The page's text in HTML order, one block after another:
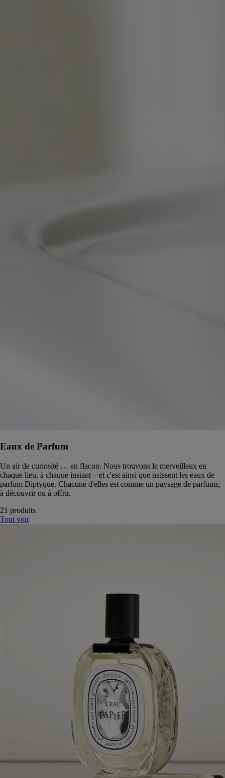
Eaux de Parfum
Un air de curiosité … en flacon. Nous trouvons le merveilleux en
chaque lieu, à chaque instant – et c'est ainsi que naissent les eaux de
parfum Diptyque. Chacune d'elles est comme un paysage de parfums,
à découvrir ou à offrir.
21 produits
Tout voir